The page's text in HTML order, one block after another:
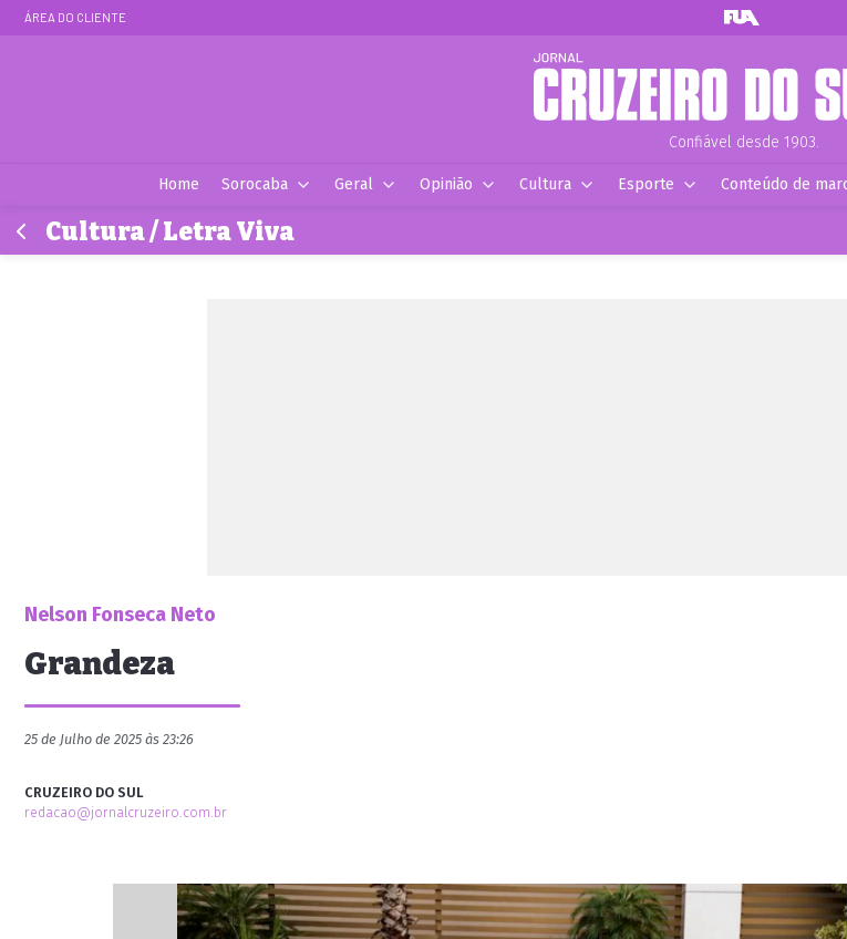
ÁREA DO CLIENTE
Confiável desde 1903.
Home Sorocaba Geral Opinião Cultura Esporte Conteúdo de
Cultura / Letra Viva
Nelson Fonseca Neto
Grandeza
25 de Julho de 2025 às 23:26
CRUZEIRO DO SUL
redacao@jornalcruzeiro.com.br